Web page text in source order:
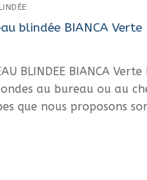
blindée BIANCA Verte
BLINDEE BIANCA Verte
au bureau ou au
que nous proposons